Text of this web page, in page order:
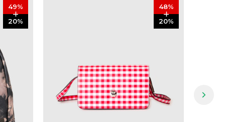
49%
20%
48%
20%